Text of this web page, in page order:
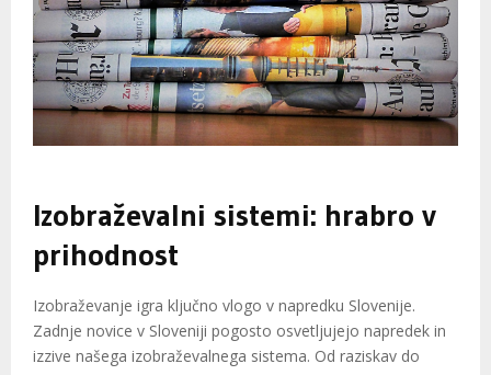
Izobraževalni sistemi: hrabro v
prihodnost
Izobraževanje igra ključno vlogo v napredku Slovenije.
Zadnje novice v Sloveniji pogosto osvetljujejo napredek in
izzive našega izobraževalnega sistema. Od raziskav do